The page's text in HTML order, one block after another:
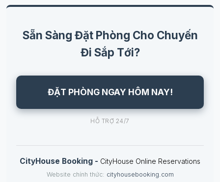
Sẵn Sàng Đặt Phòng Cho Chuyến
Đi Sắp Tới?
ĐẶT PHÒNG NGAY HÔM NAY!
HỖ TRỢ 24/7
CityHouse Booking - CityHouse Online Reservations
Website chính thức: cityhousebooking.com